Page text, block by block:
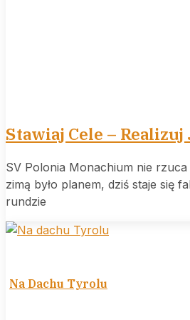
Stawiaj Cele – Realizuj
SV Polonia Monachium nie rzuca
zimą było planem, dziś staje się
rundzie
Na Dachu Tyrolu